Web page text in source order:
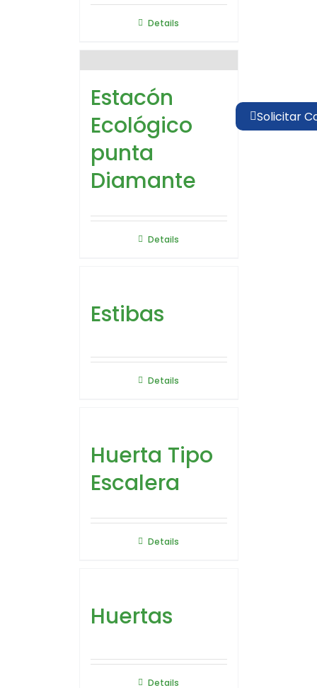
Details
Estacón
Ecológico
punta
Diamante
Details
Estibas
Details
Huerta Tipo
Escalera
Details
Huertas
Details
Solicitar